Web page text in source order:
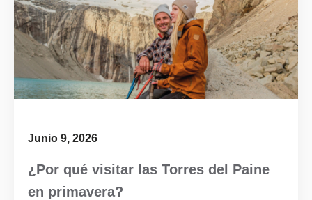
Junio 9, 2026
¿Por qué visitar las Torres del Paine
en primavera?